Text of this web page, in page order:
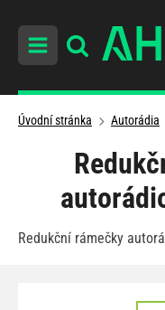
Úvodní stránka Autorádia
Redukční rámečky